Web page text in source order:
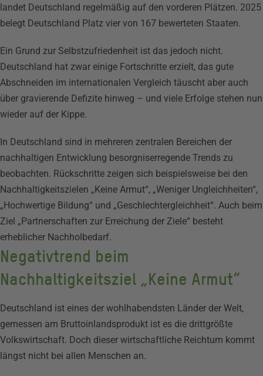
landet Deutschland regelmäßig auf den vorderen Plätzen. 2025
belegt Deutschland Platz vier von 167 bewerteten Staaten.
Ein Grund zur Selbstzufriedenheit ist das jedoch nicht.
Deutschland hat zwar einige Fortschritte erzielt, das gute
Abschneiden im internationalen Vergleich täuscht aber auch
über gravierende Defizite hinweg – und viele Erfolge stehen nun
wieder auf der Kippe.
In Deutschland sind in mehreren zentralen Bereichen der
nachhaltigen Entwicklung besorgniserregende Trends zu
beobachten. Rückschritte zeigen sich beispielsweise bei den
Nachhaltigkeitszielen „Keine Armut“, „Weniger Ungleichheiten“,
„Hochwertige Bildung“ und „Geschlechtergleichheit“. Auch beim
Ziel „Partnerschaften zur Erreichung der Ziele“ besteht
erheblicher Nachholbedarf.
Negativtrend beim
Nachhaltigkeitsziel „Keine Armut“
Deutschland ist eines der wohlhabendsten Länder der Welt,
gemessen am Bruttoinlandsprodukt ist es die drittgrößte
Volkswirtschaft. Doch dieser wirtschaftliche Reichtum kommt
längst nicht bei allen Menschen an.